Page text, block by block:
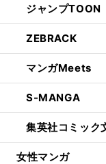
ジャンプTOON
ZEBRACK
マンガMeets
S-MANGA
集英社コミック
女性マンガ